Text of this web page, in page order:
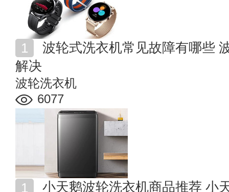
解决
波轮洗衣机
6077